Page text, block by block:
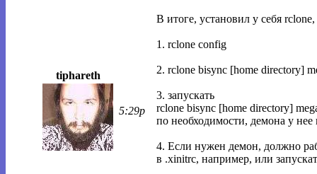
tiphareth
5:29p
В итоге, установил у себя
1. rclone config
2. rclone bisync [home directory]
3. запускать
rclone bisync [home directory]
по необходимости, демона у нее
4. Если нужен демон, должно
в .xinitrc, например, или